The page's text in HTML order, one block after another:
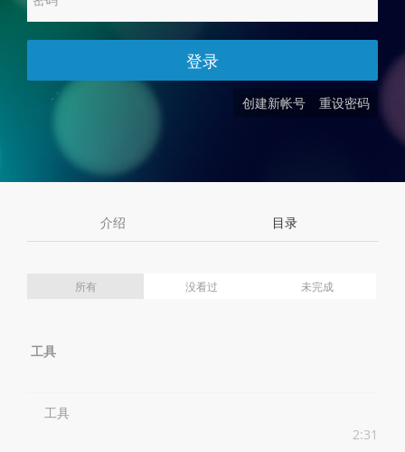
创建新帐号 重设密码
登录
介绍 目录
所有 没看过 未完成
工具
工具
2:31